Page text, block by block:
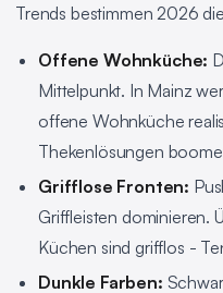
Trends bestimmen 2026
Offene Wohnküche:
Mittelpunkt. In Mainz
offene Wohnküche
Thekenlösungen
Grifflose Fronten:
Griffleisten dominieren.
Küchen sind grifflos -
Dunkle Farben: